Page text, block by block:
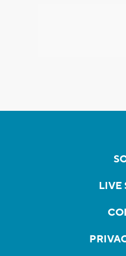
LIVE